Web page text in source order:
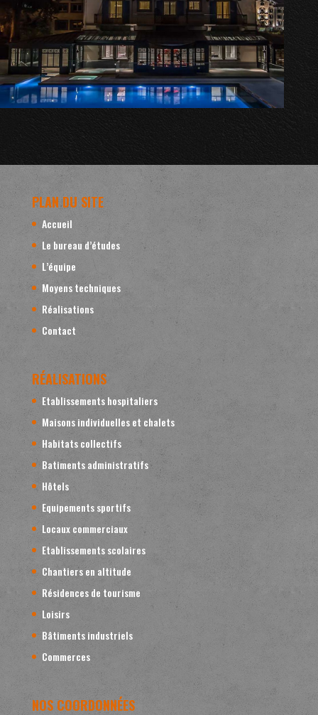
PLAN DU SITE
Accueil
Le bureau d’études
L’équipe
Moyens techniques
Réalisations
Contact
RÉALISATIONS
Etablissements hospitaliers
Maisons individuelles et chalets
Habitats collectifs
Batiments administratifs
Hôtels
Equipements sportifs
Locaux commerciaux
Etablissements scolaires
Chantiers en altitude
Résidences de tourisme
Loisirs
Bâtiments industriels
Commerces
NOS COORDONNÉES